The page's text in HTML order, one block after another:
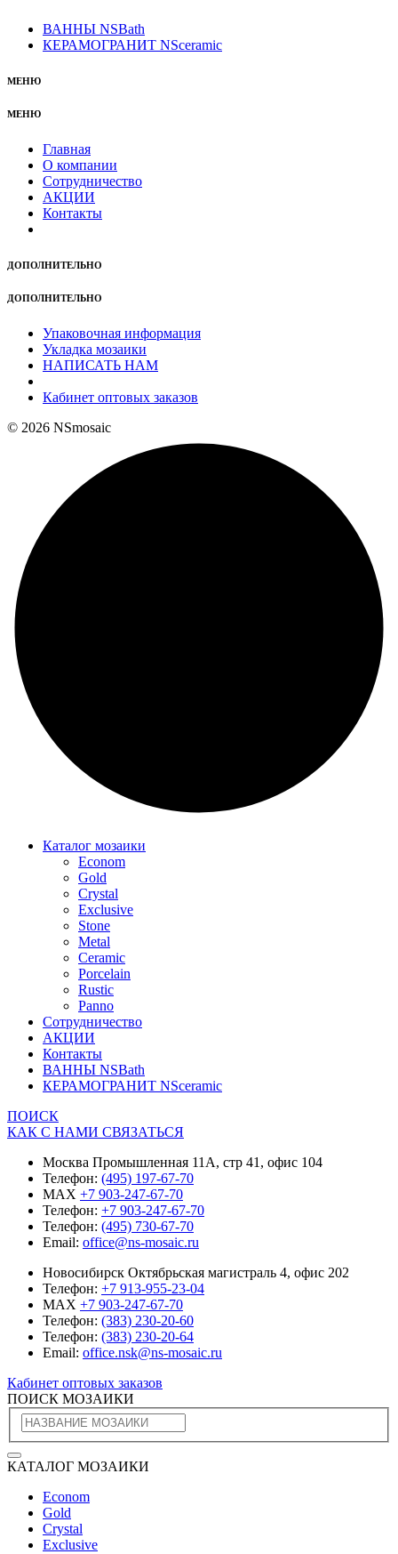
ВАННЫ NSBath
КЕРАМОГРАНИТ NSceramic
МЕНЮ
МЕНЮ
Главная
О компании
Сотрудничество
АКЦИИ
Контакты
ДОПОЛНИТЕЛЬНО
ДОПОЛНИТЕЛЬНО
Упаковочная информация
Укладка мозаики
НАПИСАТЬ НАМ
Кабинет оптовых заказов
© 2026 NSmosaic
Каталог мозаики
Econom
Gold
Crystal
Exclusive
Stone
Metal
Ceramic
Porcelain
Rustic
Panno
Сотрудничество
АКЦИИ
Контакты
ВАННЫ NSBath
КЕРАМОГРАНИТ NSceramic
ПОИСК
КАК С НАМИ СВЯЗАТЬСЯ
Москва Промышленная 11А, стр 41, офис 104
Телефон: (495) 197-67-70
MAX +7 903-247-67-70
Телефон: +7 903-247-67-70
Телефон: (495) 730-67-70
Email: office@ns-mosaic.ru
Новосибирск Октябрьская магистраль 4, офис 202
Телефон: +7 913-955-23-04
MAX +7 903-247-67-70
Телефон: (383) 230-20-60
Телефон: (383) 230-20-64
Email: office.nsk@ns-mosaic.ru
Кабинет оптовых заказов
ПОИСК МОЗАИКИ
КАТАЛОГ МОЗАИКИ
Econom
Gold
Crystal
Exclusive